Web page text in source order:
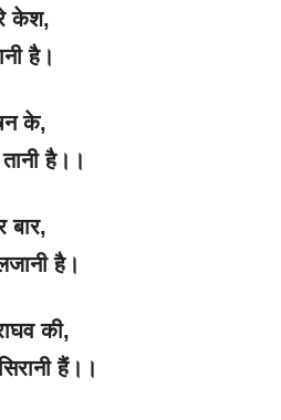
केश,
है।
के,
है।।
बार,
है।
की,
हैं।।